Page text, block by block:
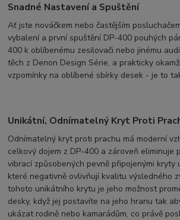
Snadné Nastavení a Spuštění
Ať jste nováčkem nebo častějším
vybalení a první spuštění DP-400 pouhých
400 k oblíbenému zesilovači nebo jinému
těch z Denon Design Série, a prakticky
vzpomínky na oblíbené sbírky desek - je to
Unikátní, Odnímatelný Kryt Proti
Odnímatelný kryt proti prachu má moderní
celkový dojem z DP-400 a zároveň eliminuje
vibrací způsobených pevně připojenými kryty
které negativně ovlivňují kvalitu výsledného
tohoto unikátního krytu je jeho možnost
desky, když jej postavíte na jeho hranu tak
ukázat rodině nebo kamarádům, co právě